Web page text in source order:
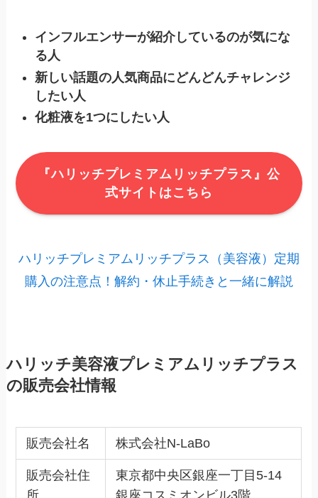
インフルエンサーが紹介しているのが気にな
る人
新しい話題の人気商品にどんどんチャレンジ
したい人
化粧液を1つにしたい人
『ハリッチプレミアムリッチプラス』公
式サイトはこちら
ハリッチプレミアムリッチプラス（美容液）定期
購入の注意点！解約・休止手続きと一緒に解説
ハリッチ美容液プレミアムリッチプラス
の販売会社情報
販売会社名 株式会社N-LaBo
販売会社住
所
東京都中央区銀座一丁目5-14
銀座コスミオンビル3階